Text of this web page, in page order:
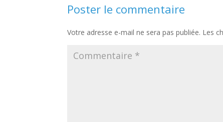
Poster le commentaire
Votre adresse e-mail ne sera pas publiée. Les